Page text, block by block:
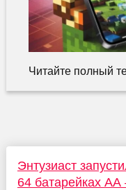
Читайте полный
Энтузиаст
64 батарейках